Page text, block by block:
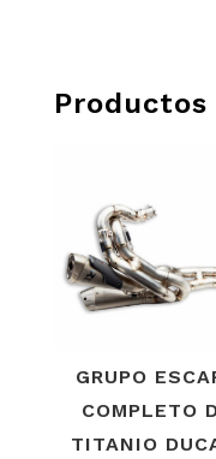
GRUPO
COMPLETO
TITANIO